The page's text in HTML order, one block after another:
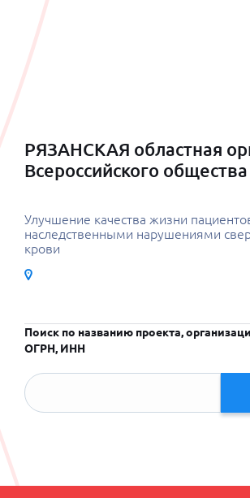
РЯЗАНСКАЯ областная
Всероссийского
Улучшение качества жизни
наследственными нарушениями
крови
Поиск по названию проекта,
ОГРН, ИНН